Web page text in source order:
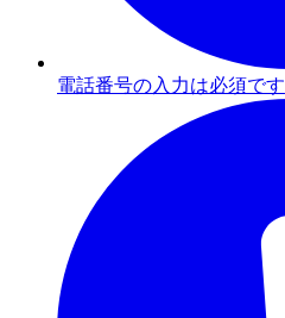
電話番号の入力は必須です